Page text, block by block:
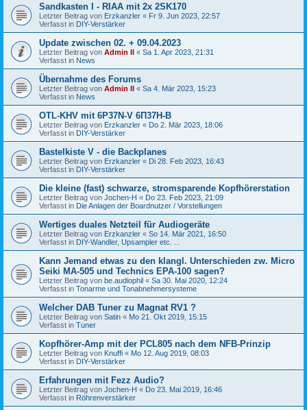
Sandkasten I - RIAA mit 2x 2SK170
Letzter Beitrag von Erzkanzler « Fr 9. Jun 2023, 22:57
Verfasst in DIY-Verstärker
Update zwischen 02. + 09.04.2023
Letzter Beitrag von Admin II « Sa 1. Apr 2023, 21:31
Verfasst in News
Übernahme des Forums
Letzter Beitrag von Admin II « Sa 4. Mär 2023, 15:23
Verfasst in News
OTL-KHV mit 6P37N-V 6П37Н-В
Letzter Beitrag von Erzkanzler « Do 2. Mär 2023, 18:06
Verfasst in DIY-Verstärker
Bastelkiste V - die Backplanes
Letzter Beitrag von Erzkanzler « Di 28. Feb 2023, 16:43
Verfasst in DIY-Verstärker
Die kleine (fast) schwarze, stromsparende Kopfhörerstation
Letzter Beitrag von Jochen-H « Do 23. Feb 2023, 21:09
Verfasst in Die Anlagen der Boardnutzer / Vorstellungen
Wertiges duales Netzteil für Audiogeräte
Letzter Beitrag von Erzkanzler « So 14. Mär 2021, 16:50
Verfasst in DIY-Wandler, Upsampler etc. ...
Kann Jemand etwas zu den klangl. Unterschieden zw. Micro
Seiki MA-505 und Technics EPA-100 sagen?
Letzter Beitrag von be.audiophil « Sa 30. Mai 2020, 12:24
Verfasst in Tonarme und Tonabnehmersysteme
Welcher DAB Tuner zu Magnat RV1 ?
Letzter Beitrag von Satin « Mo 21. Okt 2019, 15:15
Verfasst in Tuner
Kopfhörer-Amp mit der PCL805 nach dem NFB-Prinzip
Letzter Beitrag von Knuffi « Mo 12. Aug 2019, 08:03
Verfasst in DIY-Verstärker
Erfahrungen mit Fezz Audio?
Letzter Beitrag von Jochen-H « Do 23. Mai 2019, 16:46
Verfasst in Röhrenverstärker